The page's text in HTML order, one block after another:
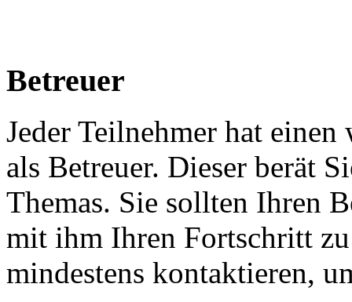
Betreuer
Jeder Teilnehmer hat
als Betreuer. Dieser berät
Themas. Sie sollten Ihren
mit ihm Ihren Fortschritt
mindestens kontaktieren,